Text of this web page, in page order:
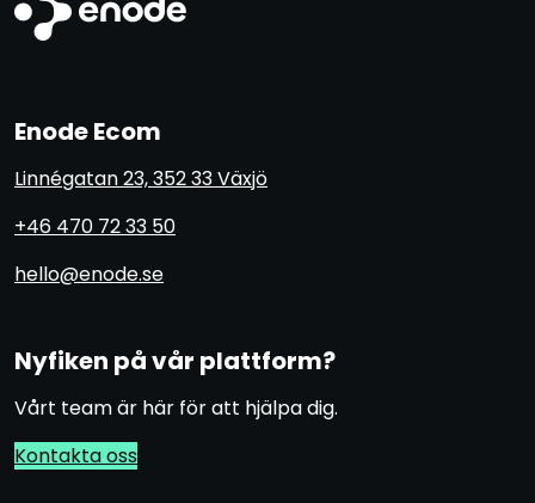
Enode Ecom
Linnégatan 23, 352 33 Växjö
+46 470 72 33 50
hello@enode.se
Nyfiken på vår plattform?
Vårt team är här för att hjälpa dig.
Kontakta oss